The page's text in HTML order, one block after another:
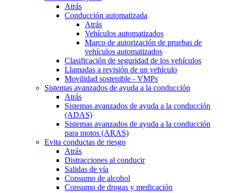
Atrás
Conducción automatizada
Atrás
Vehículos automatizados
Marco de autorización de pruebas de
vehículos automatizados
Clasificación de seguridad de los vehículos
Llamadas a revisión de un vehículo
Movilidad sostenible - VMPs
Sistemas avanzados de ayuda a la conducción
Atrás
Sistemas avanzados de ayuda a la conducción
(ADAS)
Sistemas avanzados de ayuda a la conducción
para motos (ARAS)
Evita conductas de riesgo
Atrás
Distracciones al conducir
Salidas de vía
Consumo de alcohol
Consumo de drogas y medicación